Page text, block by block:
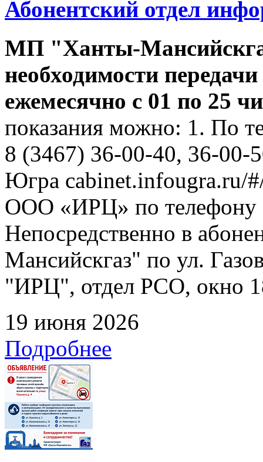
Абонентский отдел
МП "Ханты-
необходимости
ежемесячно с 01 по 25
показания можно: 1. По
8 (3467) 36-00-40, 36-00-
Югра cabinet.infougra.ru/
ООО «ИРЦ» по телефону
Непосредственно в
Мансийскгаз" по ул.
"ИРЦ", отдел РСО, окно
19 июня 2026
Подробнее